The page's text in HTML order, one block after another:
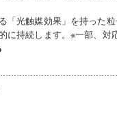
「光触媒効果」を持った
持続します。※一部、対